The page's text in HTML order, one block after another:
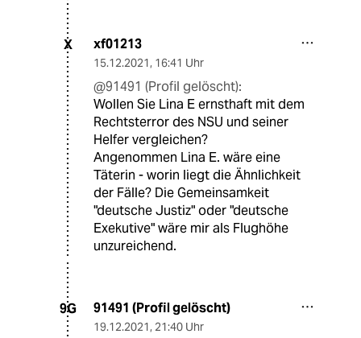
X xf01213
15.12.2021, 16:41 Uhr
@91491 (Profil gelöscht):
Wollen Sie Lina E ernsthaft mit dem
Rechtsterror des NSU und seiner
Helfer vergleichen?
Angenommen Lina E. wäre eine
Täterin - worin liegt die Ähnlichkeit
der Fälle? Die Gemeinsamkeit
"deutsche Justiz" oder "deutsche
Exekutive" wäre mir als Flughöhe
unzureichend.
9G 91491 (Profil gelöscht)
19.12.2021, 21:40 Uhr